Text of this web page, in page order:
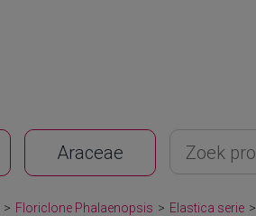
Araceae
> Floriclone Phalaenopsis > Elastica serie >